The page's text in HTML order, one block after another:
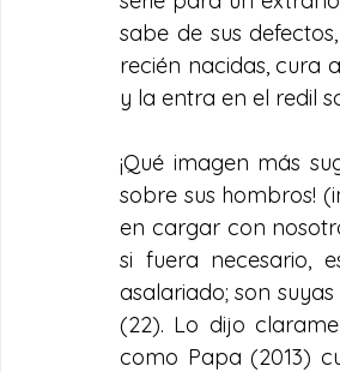
sabe de sus
recién nacidas, cura
y la entra en el redil
¡Qué imagen más
sobre sus hombros!
en cargar con
si fuera necesario,
asalariado; son
(22). Lo dijo
como Papa (2013)